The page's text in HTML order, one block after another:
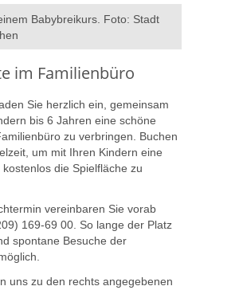
Babybreikurs. Foto: Stadt
im Familienbüro
Sie herzlich ein, gemeinsam
bis 6 Jahren eine schöne
zu verbringen. Buchen
um mit Ihren Kindern eine
die Spielfläche zu
vereinbaren Sie vorab
169-69 00. So lange der Platz
spontane Besuche der
uns zu den rechts angegebenen